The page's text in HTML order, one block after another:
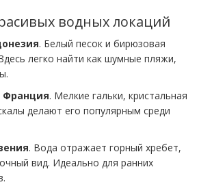
водных локаций
. Белый песок и бирюзовая
легко найти как шумные пляжи,
Франция. Мелкие гальки, кристальная
делают его популярным среди
. Вода отражает горный хребет,
вид. Идеально для ранних